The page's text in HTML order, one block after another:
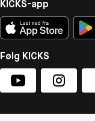
KICKS-app
Følg KICKS